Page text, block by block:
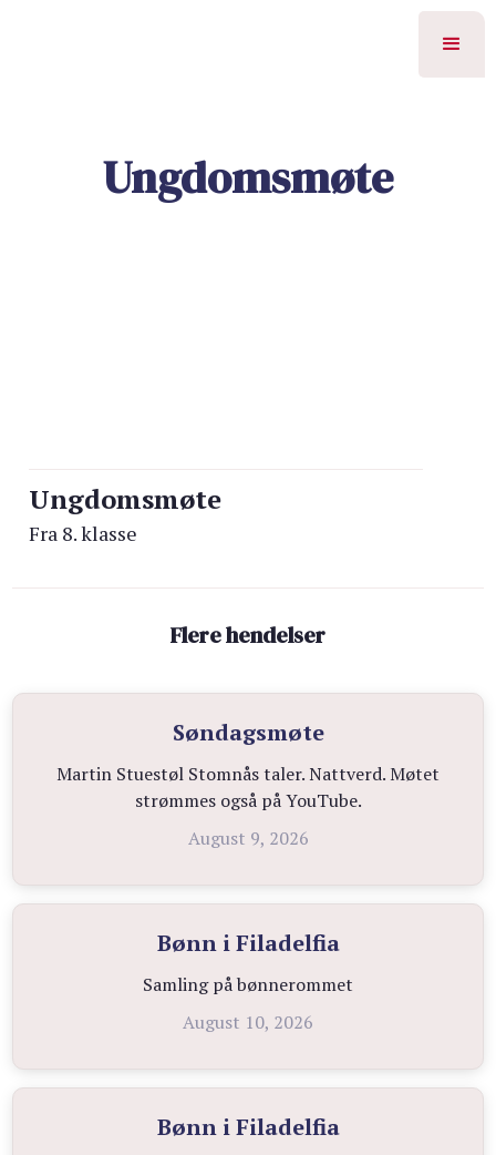
Ungdomsmøte
Ungdomsmøte
Fra 8. klasse
Flere hendelser
Søndagsmøte
Martin Stuestøl Stomnås taler. Nattverd. Møtet
strømmes også på YouTube.
August 9, 2026
Bønn i Filadelfia
Samling på bønnerommet
August 10, 2026
Bønn i Filadelfia